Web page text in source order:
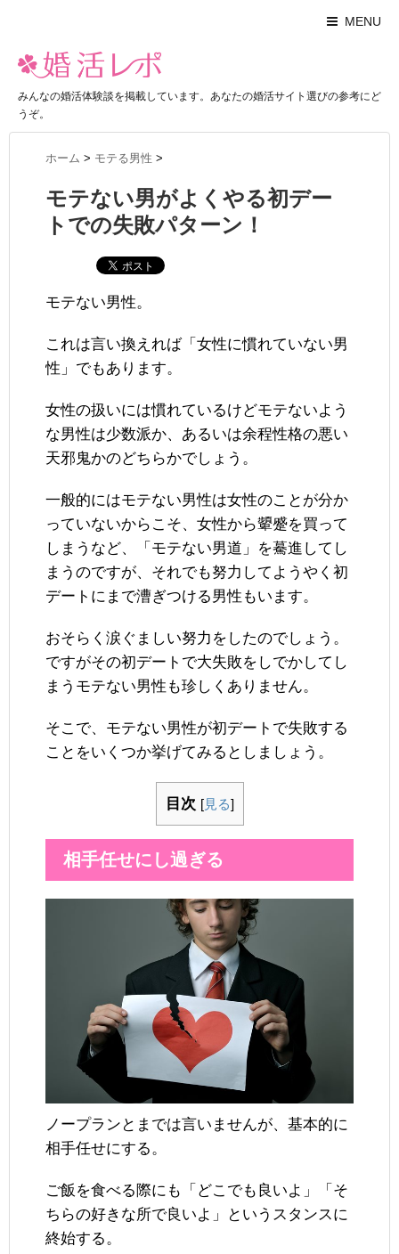
MENU
みんなの婚活体験談を掲載しています。あなたの婚活サイト選びの参考にど
うぞ。
ホーム > モテる男性 >
モテない男がよくやる初デー
トでの失敗パターン！
モテない男性。
これは言い換えれば「女性に慣れていない男
性」でもあります。
女性の扱いには慣れているけどモテないよう
な男性は少数派か、あるいは余程性格の悪い
天邪鬼かのどちらかでしょう。
一般的にはモテない男性は女性のことが分か
っていないからこそ、女性から顰蹙を買って
しまうなど、「モテない男道」を驀進してし
まうのですが、それでも努力してようやく初
デートにまで漕ぎつける男性もいます。
おそらく涙ぐましい努力をしたのでしょう。
ですがその初デートで大失敗をしでかしてし
まうモテない男性も珍しくありません。
そこで、モテない男性が初デートで失敗する
ことをいくつか挙げてみるとしましょう。
目次 [見る]
相手任せにし過ぎる
ノープランとまでは言いませんが、基本的に
相手任せにする。
ご飯を食べる際にも「どこでも良いよ」「そ
ちらの好きな所で良いよ」というスタンスに
終始する。